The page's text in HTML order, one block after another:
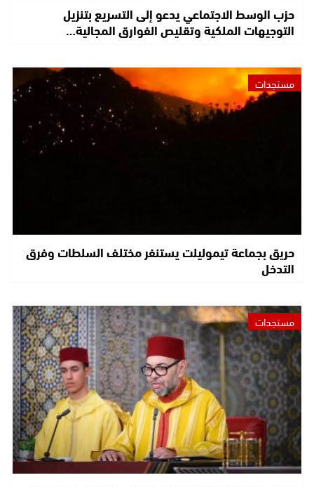
حزب الوسط الاجتماعي يدعو إلى التسريع بتنزيل
التوجيهات الملكية وتقليص الفوارق المجالية…
مستجدات
حريق بجماعة تيموليلت يستنفر مختلف السلطات وفرق
التدخل
مستجدات